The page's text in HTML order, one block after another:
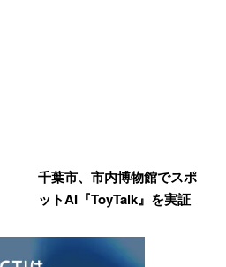
千葉市、市内博物館でスポ
ットAI『ToyTalk』を実証